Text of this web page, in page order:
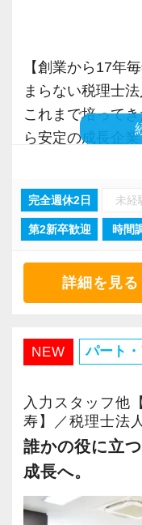
供する真の「税
の道を私たちと
【将来オフィス
積み重ねてこら
らなる活躍の場
きる職場です。
ィスを任せられ
やる気とコミュ
税理士はサービ
お客様に満足して
れる方を求めて
スキルと経験に合
部下のマネジメン
また、職場環境
に対して認証さ
取得しました。
施企業」の認定
い環境づくりを
長く安心して働
ませんか？
2021年6月にオ
新宿オフィスの
ーとして運営を
都心部ということ
術を取り扱うお
20代が中心とな
ることから資格取
【創業から17年
まらない税理士法
これまで培って
ら安定の成長企
現在当社では「
ます。
2021年6月に「渋
後「新宿オフィ
オフィス」が拡
さらに2022年12
し、2025年には
事業拡大を続け
安定性抜群の環
大事にしているた
完全週休2日 未経
第2新卒歓迎 時間
詳細を見る
NEW パート
入力スタッフ他
寿】／税理士法
誰かの役に立
成長へ。